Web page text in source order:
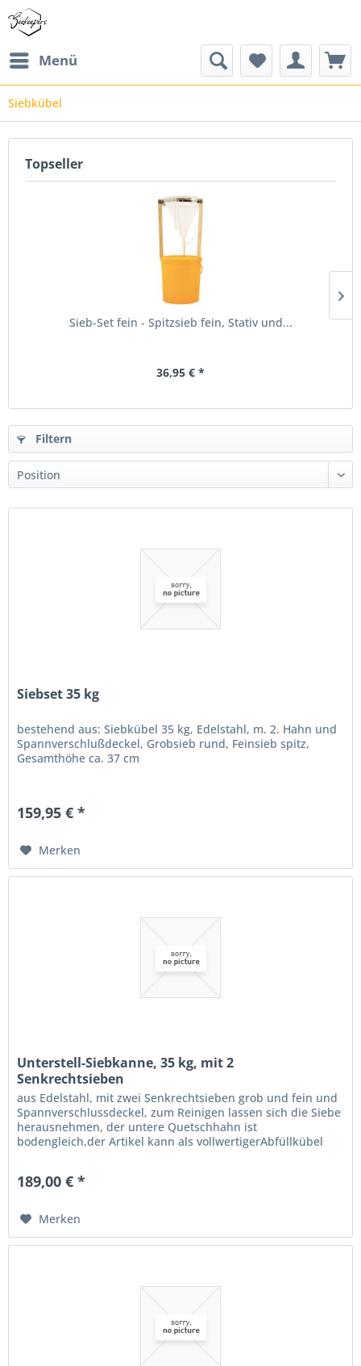
Menü
Siebkübel
Topseller
Sieb-Set fein - Spitzsieb fein, Stativ und...
36,95 € *
Filtern
Siebset 35 kg
bestehend aus: Siebkübel 35 kg, Edelstahl, m. 2. Hahn und
Spannverschlußdeckel, Grobsieb rund, Feinsieb spitz,
Gesamthöhe ca. 37 cm
159,95 € *
Merken
Unterstell-Siebkanne, 35 kg, mit 2
Senkrechtsieben
aus Edelstahl, mit zwei Senkrechtsieben grob und fein und
Spannverschlussdeckel, zum Reinigen lassen sich die Siebe
herausnehmen, der untere Quetschhahn ist
bodengleich,der Artikel kann als vollwertigerAbfüllkübel
189,00 € *
Merken